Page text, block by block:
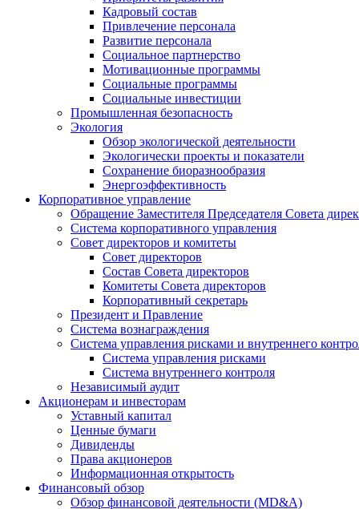
Кадровый состав
Привлечение персонала
Развитие персонала
Социальное партнерство
Мотивационные программы
Социальные программы
Социальные инвестиции
Промышленная безопасность
Экология
Обзор экологической деятельности
Экологически проекты и показатели
Сохранение биоразнообразия
Энергоэффективность
Корпоративное управление
Обращение Заместителя Председателя Совета
Система корпоративного управления
Совет директоров и комитеты
Совет директоров
Состав Совета директоров
Комитеты Совета директоров
Корпоративный секретарь
Президент и Правление
Система вознаграждения
Система управления рисками и внутреннего
Система управления рисками
Система внутреннего контроля
Независимый аудит
Акционерам и инвесторам
Уставный капитал
Ценные бумаги
Дивиденды
Права акционеров
Информационная открытость
Финансовый обзор
Обзор финансовой деятельности (MD&A)